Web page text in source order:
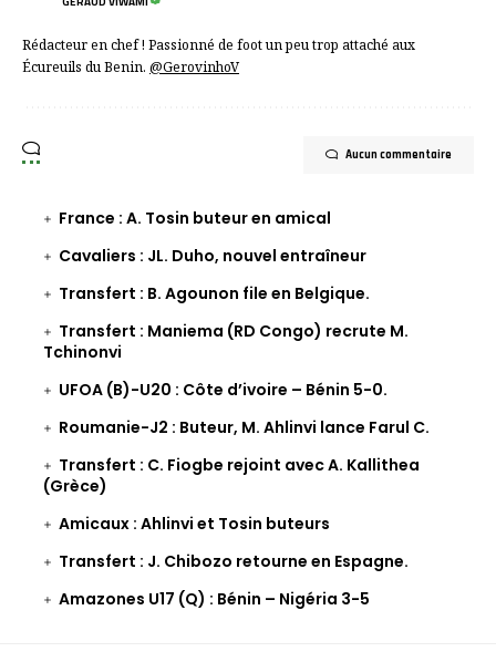
Rédacteur en chef ! Passionné de foot un peu trop attaché aux
Écureuils du Benin. @GerovinhoV
Aucun commentaire
France : A. Tosin buteur en amical
Cavaliers : JL. Duho, nouvel entraîneur
Transfert : B. Agounon file en Belgique.
Transfert : Maniema (RD Congo) recrute M.
Tchinonvi
UFOA (B)-U20 : Côte d’ivoire – Bénin 5-0.
Roumanie-J2 : Buteur, M. Ahlinvi lance Farul C.
Transfert : C. Fiogbe rejoint avec A. Kallithea
(Grèce)
Amicaux : Ahlinvi et Tosin buteurs
Transfert : J. Chibozo retourne en Espagne.
Amazones U17 (Q) : Bénin – Nigéria 3-5